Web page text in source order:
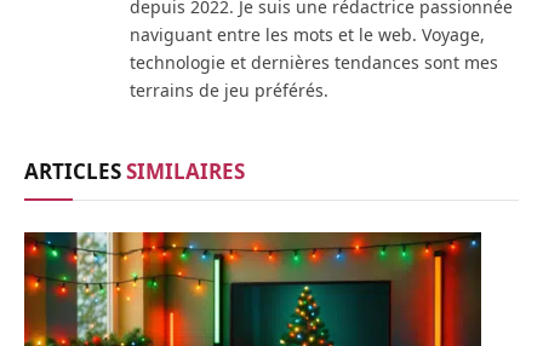
depuis 2022. Je suis une rédactrice passionnée
naviguant entre les mots et le web. Voyage,
technologie et dernières tendances sont mes
terrains de jeu préférés.
ARTICLESSIMILAIRES